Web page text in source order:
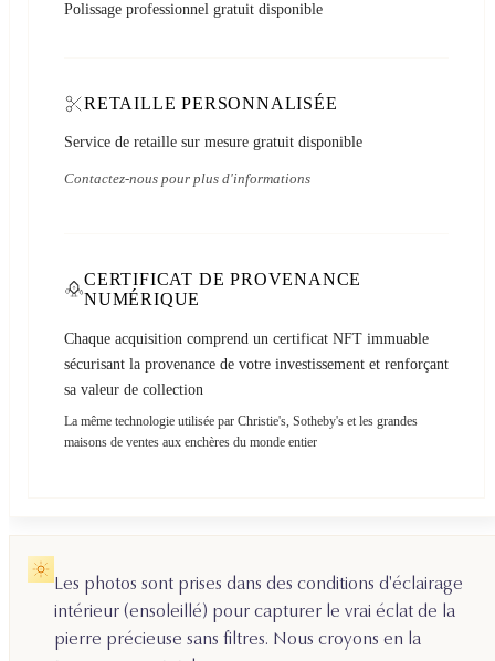
Polissage professionnel gratuit disponible
RETAILLE PERSONNALISÉE
Service de retaille sur mesure gratuit disponible
Contactez-nous pour plus d'informations
CERTIFICAT DE PROVENANCE
NUMÉRIQUE
Chaque acquisition comprend un certificat NFT immuable
sécurisant la provenance de votre investissement et renforçant
sa valeur de collection
La même technologie utilisée par Christie's, Sotheby's et les grandes
maisons de ventes aux enchères du monde entier
Les photos sont prises dans des conditions d'éclairage
intérieur (ensoleillé) pour capturer le vrai éclat de la
pierre précieuse sans filtres. Nous croyons en la